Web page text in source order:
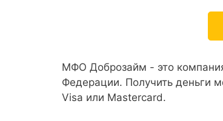
МФО Доброзайм - это
Федерации. Получить деньги
Visa или Mastercard.